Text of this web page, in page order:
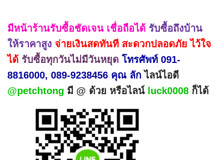
มีหน้าร้านรับซื้อชัดเจน เชื่อถือได้ รับซื้อถึงบ้าน
ให้ราคาสูง จ่ายเงินสดทันที สะดวกปลอดภัย ไว้ใจ
ได้ รับซื้อทุกวันไม่มีวันหยุด โทรศัพท์ 091-
8816000, 089-9238456 คุณ ลัก ไลน์ไอดี
@petchtong มี @ ด้วย หรือไลน์ luck0008 ก็ได้